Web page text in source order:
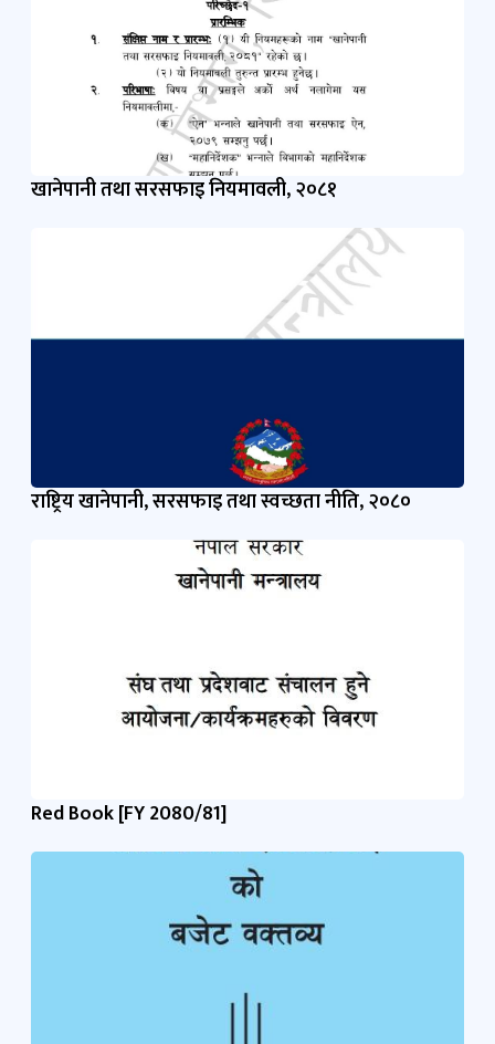
खानेपानी तथा सरसफाइ नियमावली, २०८१
राष्ट्रिय खानेपानी, सरसफाइ तथा स्वच्छता नीति, २०८०
Red Book [FY 2080/81]